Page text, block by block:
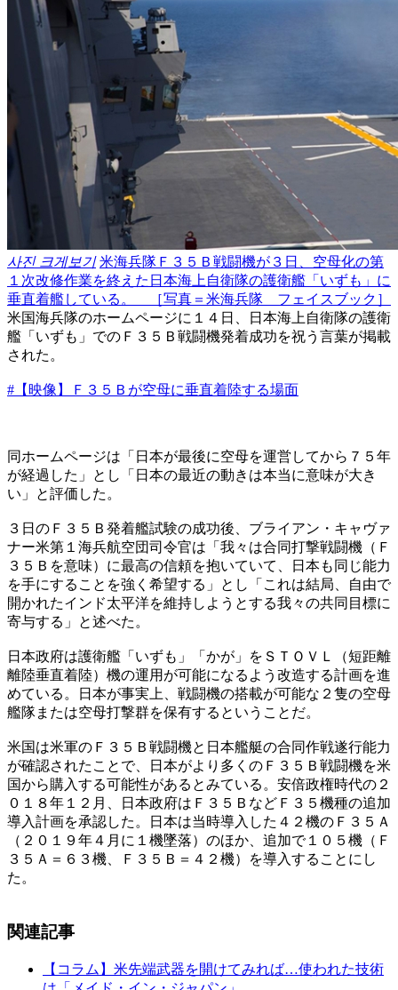
사진 크게보기 米海兵隊Ｆ３５Ｂ戦闘機が３日、空母化の第
１次改修作業を終えた日本海上自衛隊の護衛艦「いずも」に
垂直着艦している。 ［写真＝米海兵隊 フェイスブック］
米国海兵隊のホームページに１４日、日本海上自衛隊の護衛
艦「いずも」でのＦ３５Ｂ戦闘機発着成功を祝う言葉が掲載
された。
#【映像】Ｆ３５Ｂが空母に垂直着陸する場面
同ホームページは「日本が最後に空母を運営してから７５年
が経過した」とし「日本の最近の動きは本当に意味が大き
い」と評価した。
３日のＦ３５Ｂ発着艦試験の成功後、ブライアン・キャヴァ
ナー米第１海兵航空団司令官は「我々は合同打撃戦闘機（Ｆ
３５Ｂを意味）に最高の信頼を抱いていて、日本も同じ能力
を手にすることを強く希望する」とし「これは結局、自由で
開かれたインド太平洋を維持しようとする我々の共同目標に
寄与する」と述べた。
日本政府は護衛艦「いずも」「かが」をＳＴＯＶＬ（短距離
離陸垂直着陸）機の運用が可能になるよう改造する計画を進
めている。日本が事実上、戦闘機の搭載が可能な２隻の空母
艦隊または空母打撃群を保有するということだ。
米国は米軍のＦ３５Ｂ戦闘機と日本艦艇の合同作戦遂行能力
が確認されたことで、日本がより多くのＦ３５Ｂ戦闘機を米
国から購入する可能性があるとみている。安倍政権時代の２
０１８年１２月、日本政府はＦ３５ＢなどＦ３５機種の追加
導入計画を承認した。日本は当時導入した４２機のＦ３５Ａ
（２０１９年４月に１機墜落）のほか、追加で１０５機（Ｆ
３５Ａ＝６３機、Ｆ３５Ｂ＝４２機）を導入することにし
た。
関連記事
【コラム】米先端武器を開けてみれば…使われた技術